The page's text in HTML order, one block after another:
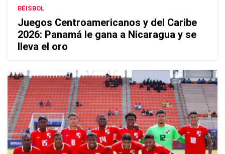
BÉISBOL
Juegos Centroamericanos y del Caribe
2026: Panamá le gana a Nicaragua y se
lleva el oro